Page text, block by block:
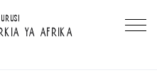
YA AFRIKA